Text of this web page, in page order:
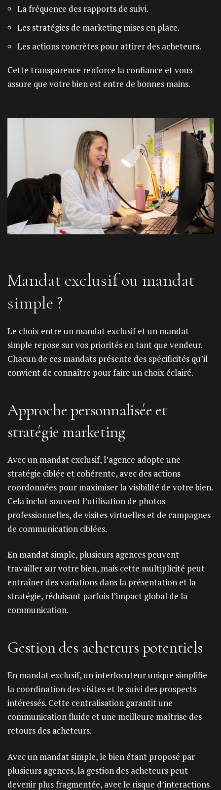
La fréquence des rapports de suivi.
Les stratégies de marketing mises en place.
Les actions concrètes pour attirer des acheteurs.
Cette transparence renforce la confiance et vous
assure que votre bien est entre de bonnes mains.
Mandat exclusif ou mandat
simple ?
Le choix entre un mandat exclusif et un mandat
simple repose sur vos priorités en tant que vendeur.
Chacun de ces mandats présente des spécificités qu’il
convient de connaître pour faire un choix éclairé.
Approche personnalisée et
stratégie marketing
Avec un mandat exclusif, l’agence adopte une
stratégie ciblée et cohérente, avec des actions
coordonnées pour maximiser la visibilité de votre bien.
Cela inclut souvent l’utilisation de photos
professionnelles, de visites virtuelles et de campagnes
de communication ciblées.
En mandat simple, plusieurs agences peuvent
travailler sur votre bien, mais cette multiplicité peut
entraîner des variations dans la présentation et la
stratégie, réduisant parfois l’impact global de la
communication.
Gestion des acheteurs potentiels
En mandat exclusif, un interlocuteur unique simplifie
la coordination des visites et le suivi des prospects
intéressés. Cette centralisation garantit une
communication fluide et une meilleure maîtrise des
retours des acheteurs.
Avec un mandat simple, le bien étant proposé par
plusieurs agences, la gestion des acheteurs peut
devenir plus fragmentée, avec le risque d’interactions